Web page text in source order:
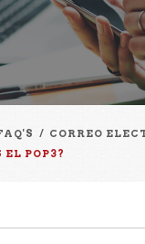
/ CORREO
EL POP3?